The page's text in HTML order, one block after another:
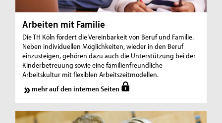
Arbeiten mit Familie
Die TH Köln fördert die Vereinbarkeit von Beruf und Familie.
Neben individuellen Möglichkeiten, wieder in den Beruf
einzusteigen, gehören dazu auch die Unterstützung bei der
Kinderbetreuung sowie eine familienfreundliche
Arbeitskultur mit flexiblen Arbeitszeitmodellen.
mehr auf den internen Seiten